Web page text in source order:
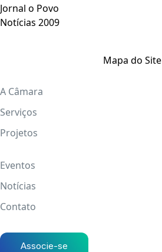
Jornal o Povo
Notícias 2009
Mapa do Site
A Câmara
Serviços
Projetos
Eventos
Notícias
Contato
Associe-se